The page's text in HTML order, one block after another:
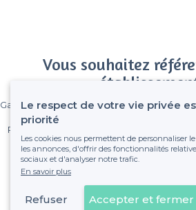
Vous souhaitez
Gagnez de nombreux clients parmi le
Pas de commissions et sans
fixe sans risque de voir
Référencer mon
Le respect de votre vie privée
priorité
Les cookies nous permettent de personnaliser
les annonces, d'offrir des fonctionnalités
sociaux et d'analyser notre trafic.
En savoir plus
Refuser Accepter et fermer